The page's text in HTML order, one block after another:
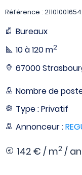
Référence :
Bureaux
10 à 120 m2
67000
Nombre de
Type : Privatif
Annonceur :
142 € / m2 / an